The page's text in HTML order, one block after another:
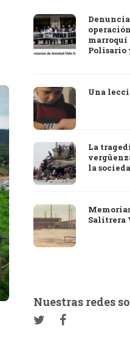
marroquí
Polisario
Una
La
la
Salitrera
Nuestras redes